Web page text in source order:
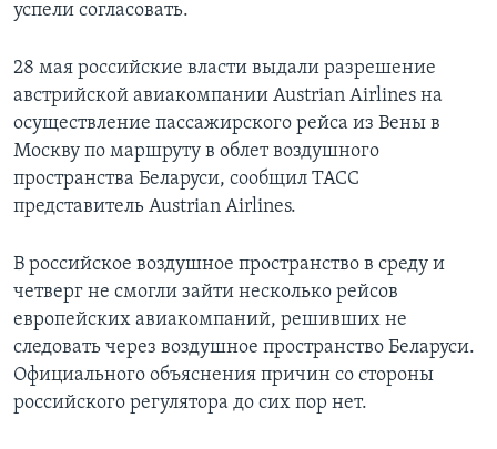
успели согласовать.
28 мая российские власти выдали разрешение
австрийской авиакомпании Austrian Airlines на
осуществление пассажирского рейса из Вены в
Москву по маршруту в облет воздушного
пространства Беларуси, сообщил ТАСС
представитель Austrian Airlines.
В российское воздушное пространство в среду и
четверг не смогли зайти несколько рейсов
европейских авиакомпаний, решивших не
следовать через воздушное пространство Беларуси.
Официального объяснения причин со стороны
российского регулятора до сих пор нет.